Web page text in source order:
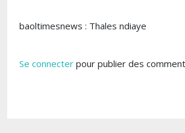
baoltimesnews : Thales ndiaye
Se connecter pour publier des